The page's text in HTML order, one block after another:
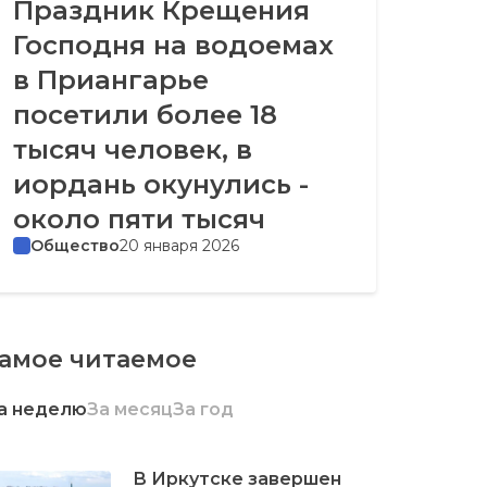
Праздник Крещения
Господня на водоемах
в Приангарье
посетили более 18
тысяч человек, в
иордань окунулись -
около пяти тысяч
Общество20 января 2026
читаемое
неделюЗа месяцЗа год
В Иркутске завершен